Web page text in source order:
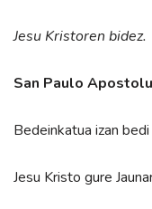
Jesu Kristoren bidez.
San Paulo
Bedeinkatua izan bedi
Jesu Kristo gure